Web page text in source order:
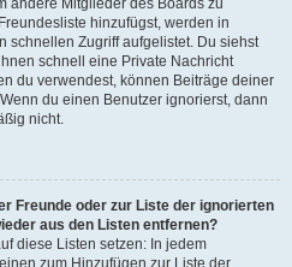
andere Mitglieder des Boards zu
hinzufügst, werden in
schnellen Zugriff aufgelistet. Du siehst
schnell eine Private Nachricht
du verwendest, können Beiträge deiner
du einen Benutzer ignorierst, dann
nicht.
Freunde oder zur Liste der ignorierten
aus den Listen entfernen?
diese Listen setzen: In jedem
zum Hinzufügen zur Liste der